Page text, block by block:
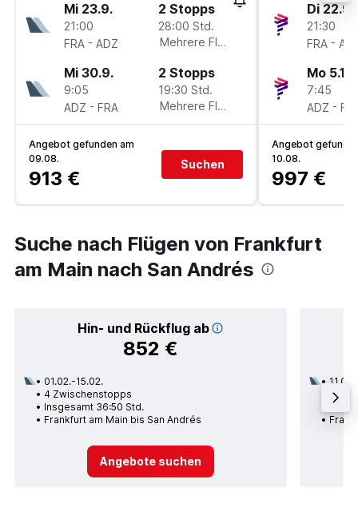
Mi 23.9.
21:00
FRA - ADZ
2 Stopps
28:00 Std.
Mehrere Fluglinien
Mi 30.9.
9:05
ADZ - FRA
2 Stopps
19:30 Std.
Mehrere Fluglinien
Angebot gefunden am
09.08.
913 €
Suchen
Di 22.9.
21:30
FRA -
Mo 5.10.
7:45
ADZ -
Angebot
10.08.
997 €
Suche nach Flügen von Frankfurt
am Main nach San Andrés
Hin- und Rückflug ab
852 €
01.02.-15.02.
4 Zwischenstopps
Insgesamt 36:50 Std.
Frankfurt am Main bis San Andrés
Angebote suchen
11.01.
2